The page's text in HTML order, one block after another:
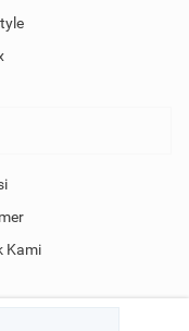
Kami
Reserved.